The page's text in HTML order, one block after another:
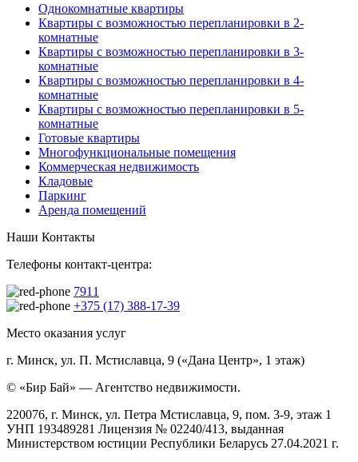
Однокомнатные квартиры
Квартиры с возможностью перепланировки в 2-
комнатные
Квартиры с возможностью перепланировки в 3-
комнатные
Квартиры с возможностью перепланировки в 4-
комнатные
Квартиры с возможностью перепланировки в 5-
комнатные
Готовые квартиры
Многофункциональные помещения
Коммерческая недвижимость
Кладовые
Паркинг
Аренда помещений
Наши Контакты
Телефоны контакт-центра:
7911
+375 (17) 388-17-39
Место оказания услуг
г. Минск, ул. П. Мстиславца, 9 («Дана Центр», 1 этаж)
© «Бир Бай» — Агентство недвижимости.
220076, г. Минск, ул. Петра Мстиславца, 9, пом. 3-9, этаж 1
УНП 193489281 Лицензия № 02240/413, выданная
Министерством юстиции Республики Беларусь 27.04.2021 г.